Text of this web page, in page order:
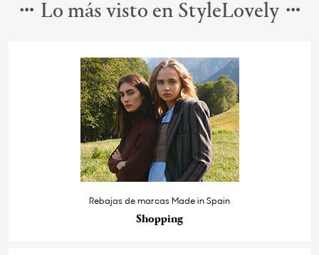
Lo más visto en StyleLovely
Rebajas de marcas Made in Spain
Shopping